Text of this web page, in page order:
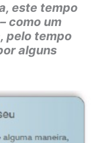
este tempo
como um
pelo tempo
alguns